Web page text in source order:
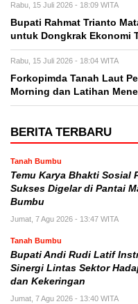
Rabu, 15 Juli 2026 - 18:09 WITA
Bupati Rahmat Trianto
untuk Dongkrak Ekonomi
Rabu, 15 Juli 2026 - 18:04 WITA
Forkopimda Tanah Laut
Morning dan Latihan
BERITA TERBARU
Tanah Bumbu
Temu Karya Bhakti Sosial
Sukses Digelar di Pantai
Bumbu
Jumat, 7 Agu 2026 - 13:47 WITA
Tanah Bumbu
Bupati Andi Rudi Latif
Sinergi Lintas Sektor
dan Kekeringan
Jumat, 7 Agu 2026 - 13:40 WITA